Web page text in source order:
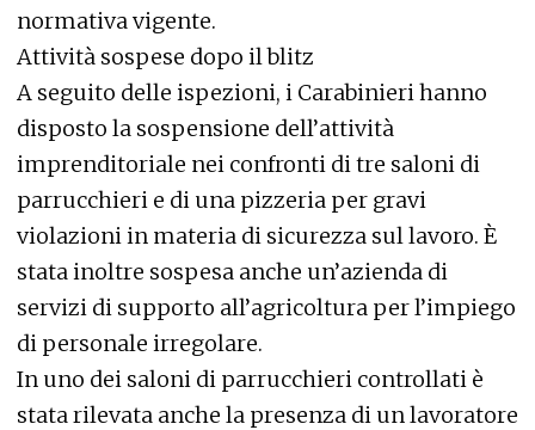
normativa vigente.
Attività sospese dopo il blitz
A seguito delle ispezioni, i Carabinieri hanno
disposto la sospensione dell’attività
imprenditoriale nei confronti di tre saloni di
parrucchieri e di una pizzeria per gravi
violazioni in materia di sicurezza sul lavoro. È
stata inoltre sospesa anche un’azienda di
servizi di supporto all’agricoltura per l’impiego
di personale irregolare.
In uno dei saloni di parrucchieri controllati è
stata rilevata anche la presenza di un lavoratore